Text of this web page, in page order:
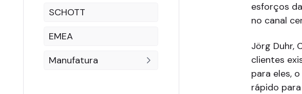
SCHOTT
EMEA
Manufatura
esforços
no canal
Jörg Duhr,
clientes
para eles,
rápido